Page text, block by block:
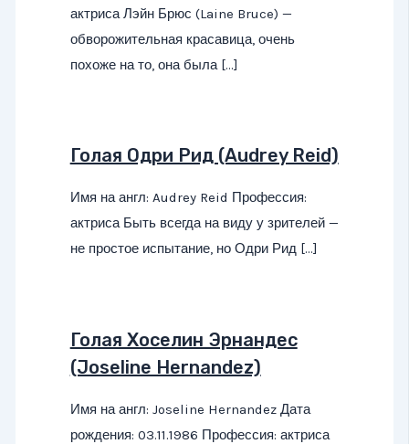
актриса Лэйн Брюс (Laine Bruce) —
обворожительная красавица, очень
похоже на то, она была […]
Голая Одри Рид (Audrey Reid)
Имя на англ: Audrey Reid Профессия:
актриса Быть всегда на виду у зрителей —
не простое испытание, но Одри Рид […]
Голая Хоселин Эрнандес
(Joseline Hernandez)
Имя на англ: Joseline Hernandez Дата
рождения: 03.11.1986 Профессия: актриса